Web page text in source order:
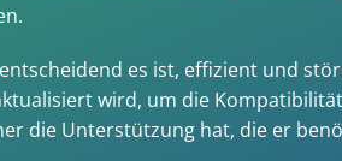
es ist, effizient und
wird, um die
die Unterstützung hat, die er